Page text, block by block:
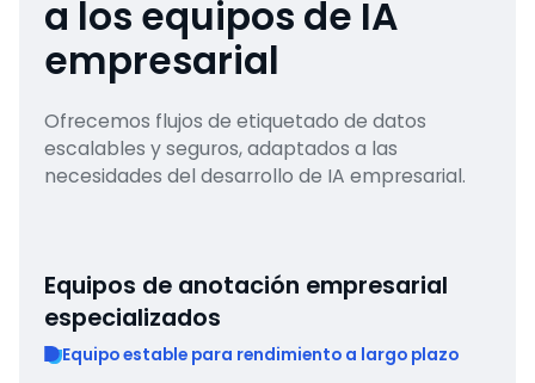
a los equipos de IA
empresarial
Ofrecemos flujos de etiquetado de datos
escalables y seguros, adaptados a las
necesidades del desarrollo de IA empresarial.
Equipos de anotación empresarial
especializados
Equipo estable para rendimiento a largo plazo